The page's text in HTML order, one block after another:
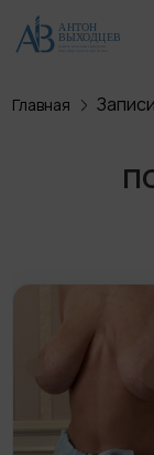
Пластика
Пластика
Прочие
О хирурге
Пациентам
Главная